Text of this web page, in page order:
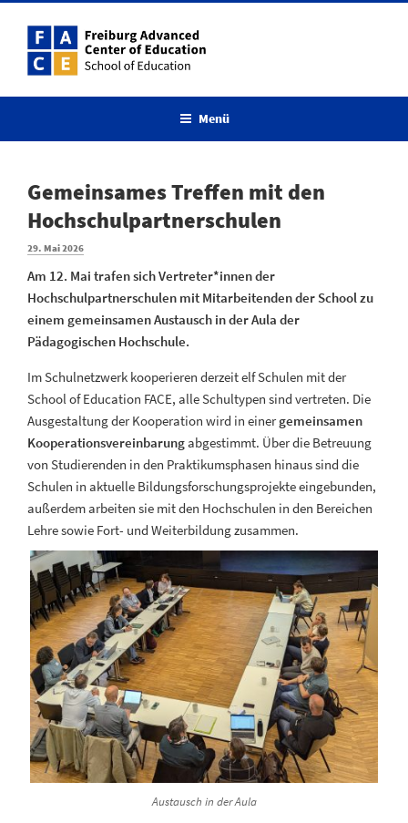
Menü
Gemeinsames Treffen mit den
Hochschulpartnerschulen
29. Mai 2026
Am 12. Mai trafen sich Vertreter*innen der
Hochschulpartnerschulen mit Mitarbeitenden der School zu
einem gemeinsamen Austausch in der Aula der
Pädagogischen Hochschule.
Im Schulnetzwerk kooperieren derzeit elf Schulen mit der
School of Education FACE, alle Schultypen sind vertreten. Die
Ausgestaltung der Kooperation wird in einergemeinsamen
Kooperationsvereinbarungabgestimmt. Über die Betreuung
von Studierenden in den Praktikumsphasen hinaus sind die
Schulen in aktuelle Bildungsforschungsprojekte eingebunden,
außerdem arbeiten sie mit den Hochschulen in den Bereichen
Lehre sowie Fort- und Weiterbildung zusammen.
Austausch in der Aula